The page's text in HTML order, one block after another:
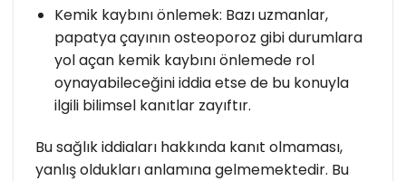
Kemik kaybını önlemek: Bazı uzmanlar,
papatya çayının osteoporoz gibi durumlara
yol açan kemik kaybını önlemede rol
oynayabileceğini iddia etse de bu konuyla
ilgili bilimsel kanıtlar zayıftır.
Bu sağlık iddiaları hakkında kanıt olmaması,
yanlış oldukları anlamına gelmemektedir. Bu